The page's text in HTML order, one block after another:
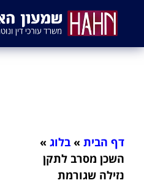
דף הבית »בלוג »
השכן מסרב לתקן
נזילה שגורמת